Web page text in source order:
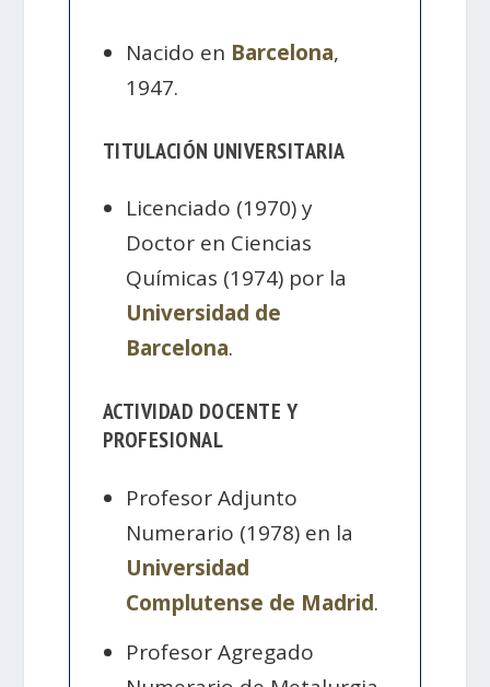
Nacido en Barcelona,
1947.
TITULACIÓN UNIVERSITARIA
Licenciado (1970) y
Doctor en Ciencias
Químicas (1974) por la
Universidad de
Barcelona.
ACTIVIDAD DOCENTE Y
PROFESIONAL
Profesor Adjunto
Numerario (1978) en la
Universidad
Complutense de Madrid.
Profesor Agregado